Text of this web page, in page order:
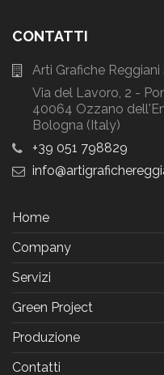
CONTATTI
Arti Grafiche Reggiani
Via del Lavoro, 2 -
40064 Ozzano
Bologna (Italy)
+39 051 798829
info
Home
Company
Servizi
Green Project
Produzione
Contatti